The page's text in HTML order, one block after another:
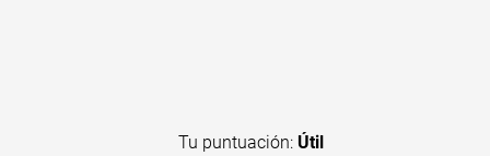
Tu puntuación: Útil